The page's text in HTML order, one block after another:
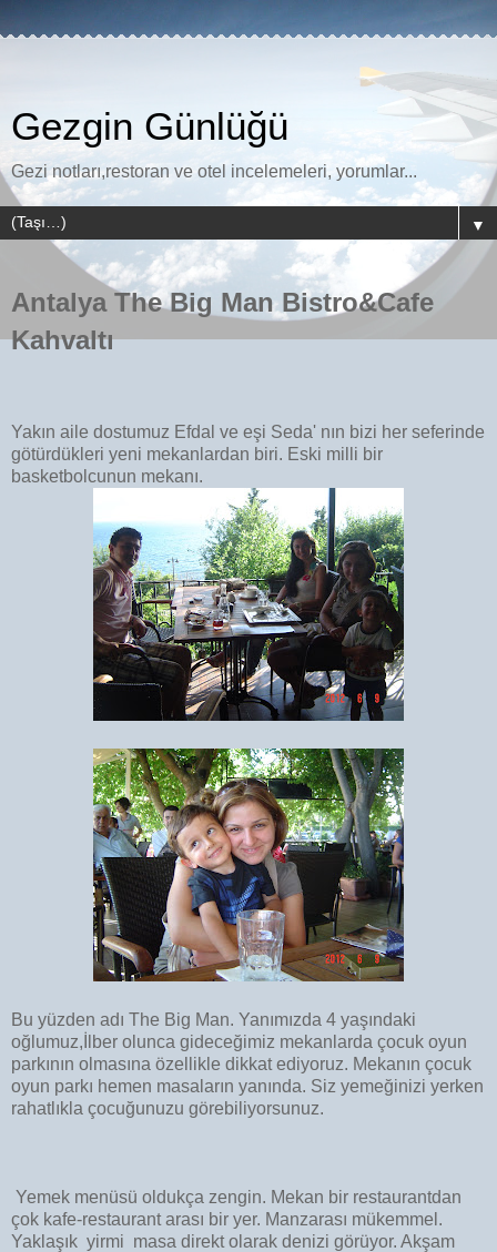
Gezgin Günlüğü
Gezi notları,restoran ve otel incelemeleri, yorumlar...
▼
Antalya The Big Man Bistro&Cafe
Kahvaltı
Yakın aile dostumuz Efdal ve eşi Seda' nın bizi her seferinde
götürdükleri yeni mekanlardan biri. Eski milli bir
basketbolcunun mekanı.
Bu yüzden adı The Big Man. Yanımızda 4 yaşındaki
oğlumuz,İlber olunca gideceğimiz mekanlarda çocuk oyun
parkının olmasına özellikle dikkat ediyoruz. Mekanın çocuk
oyun parkı hemen masaların yanında. Siz yemeğinizi yerken
rahatlıkla çocuğunuzu görebiliyorsunuz.
Yemek menüsü oldukça zengin. Mekan bir restaurantdan
çok kafe-restaurant arası bir yer. Manzarası mükemmel.
Yaklaşık yirmi masa direkt olarak denizi görüyor. Akşam